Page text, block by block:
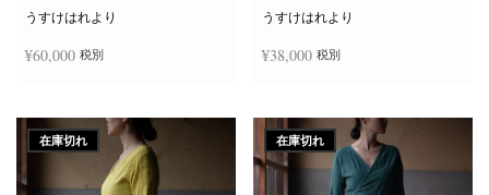
うすけはれより
¥60,000 税別
うすけはれより
¥38,000 税別
在庫切れ 在庫切れ